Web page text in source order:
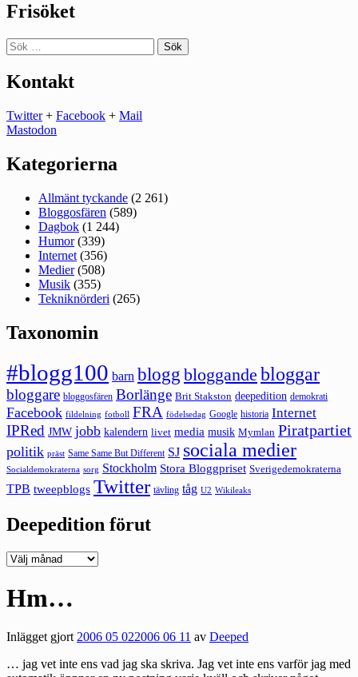
Frisöket
Sök
efter:
Kontakt
Twitter+ Facebook + Mail
Mastodon
Kategorierna
Allmänt tyckande (2 261)
Bloggosfären (589)
Dagbok (1 244)
Humor(339)
Internet (356)
Medier(508)
Musik (355)
Tekniknörderi (265)
Taxonomin
#blogg100 barn blogg bloggande bloggar
bloggare bloggosfären Borlänge Brit Stakston deepedition demokrati
Facebook fildelning fotboll FRA födelsedag Google historia Internet
IPRed JMW jobb kalendern livet media musik Mymlan Piratpartiet
politik präst Same Same But Different SJ sociala medier
Socialdemokraterna sorg Stockholm Stora Bloggpriset Sverigedemokraterna
TPB tweepblogs Twitter tävling tåg U2 Wikileaks
Deepedition förut
Deepedition
Hm…
Inlägget gjort2006 05 022006 06 11 av Deeped
… jag vet inte ens vad jag ska skriva. Jag vet inte ens varför jag med